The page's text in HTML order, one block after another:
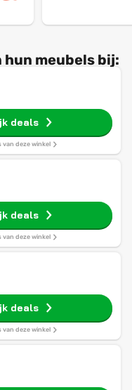
hun meubels bij:
deals
van deze winkel
deals
van deze winkel
deals
van deze winkel